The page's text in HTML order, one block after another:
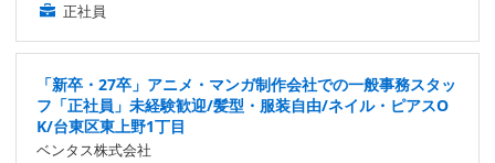
正社員
「新卒・27卒」アニメ・マンガ制作会社での一般事務スタッ
フ「正社員」未経験歓迎/髪型・服装自由/ネイル・ピアスO
K/台東区東上野1丁目
ベンタス株式会社